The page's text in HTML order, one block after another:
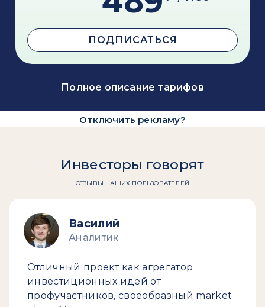
ПОДПИСАТЬСЯ
Полное описание тарифов
Отключить рекламу?
Инвесторы говорят
ОТЗЫВЫ НАШИХ ПОЛЬЗОВАТЕЛЕЙ
Василий
Аналитик
Отличный проект как агрегатор
инвестиционных идей от
профучастников, своеобразный market